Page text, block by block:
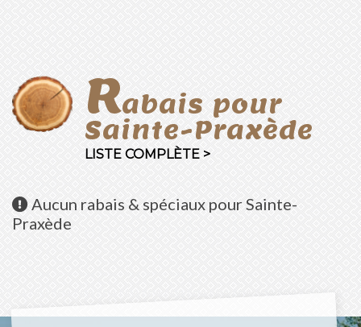
Rabais pour
Sainte-Praxède
LISTE COMPLÈTE >
Aucunrabais & spéciaux pour Sainte-
Praxède